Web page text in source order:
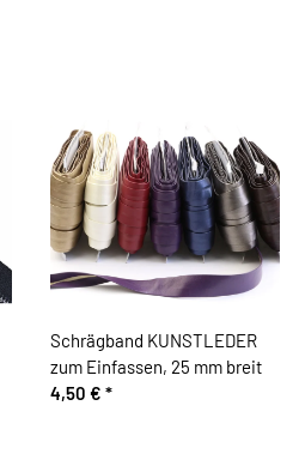
Schrägband KUNSTLEDER
zum Einfassen, 25 mm breit
4,50 € *